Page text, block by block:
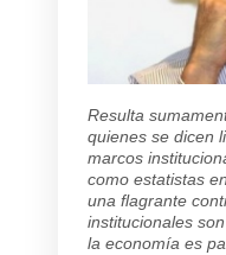
Resulta
quienes se dicen
marcos
como estatistas
una flagrante
institucionales
la economía es